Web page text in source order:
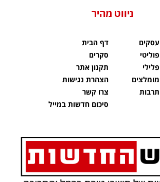
ניווט מהיר
עסקים
פוליטי
פלילי
מומלצים
תרבות
דף הבית
סקרים
תקנון אתר
הצהרת נגישות
צרו קשר
סיכום חדשות במייל